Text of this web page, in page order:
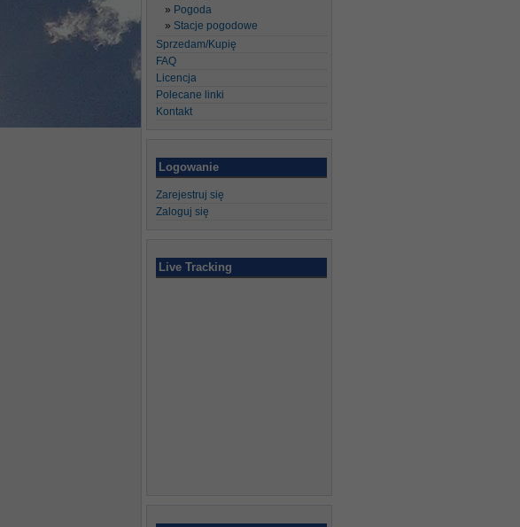
Pogoda
Stacje pogodowe
Sprzedam/Kupię
FAQ
Licencja
Polecane linki
Kontakt
Logowanie
Zarejestruj się
Zaloguj się
Live Tracking